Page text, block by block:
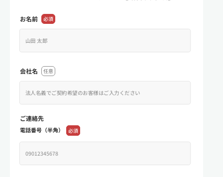
お名前 必須
会社名 任意
ご連絡先
電話番号（半角） 必須